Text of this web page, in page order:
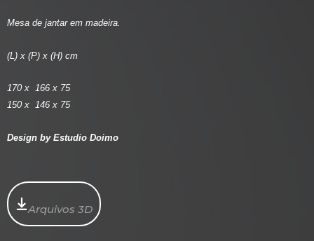
Mesa de jantar em madeira.
(L) x (P) x (H) cm
170 x 166 x 75
150 x 146 x 75
Design by Estudio Doimo
Arquivos 3D